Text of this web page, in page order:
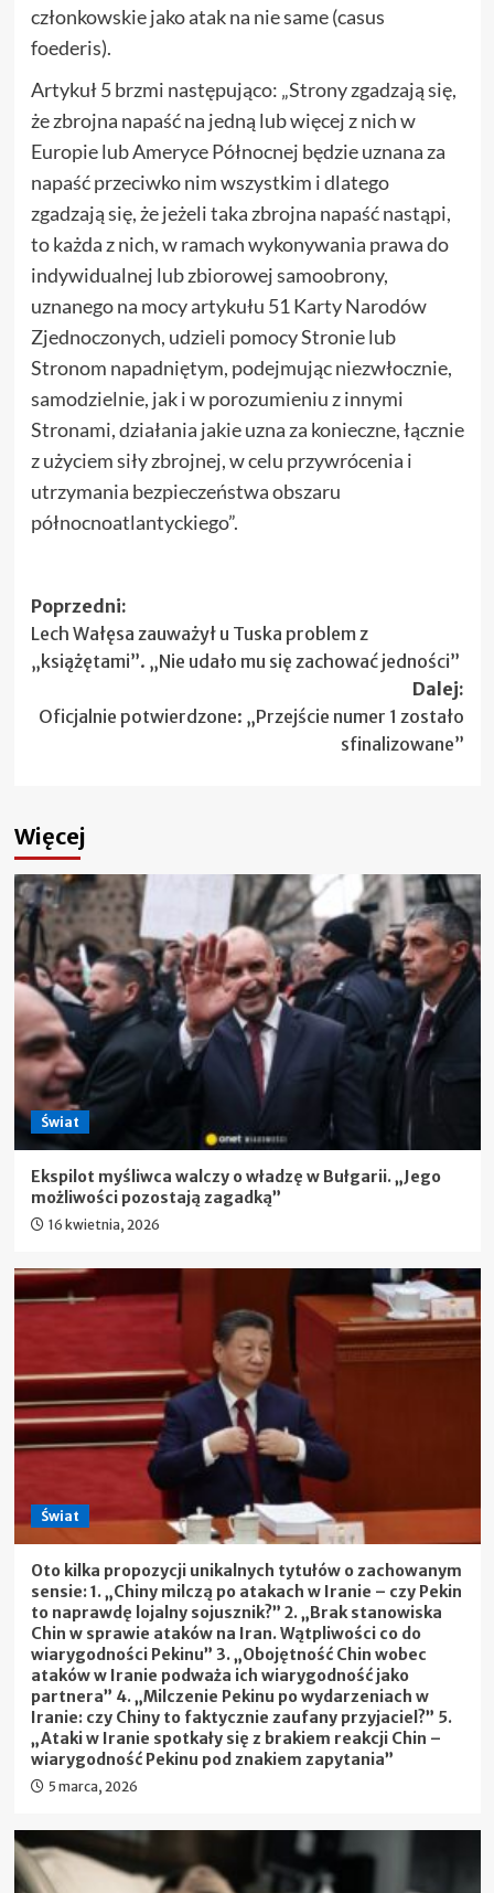
członkowskie jako atak na nie same (casus
foederis).
Artykuł 5 brzmi następująco: „Strony zgadzają się,
że zbrojna napaść na jedną lub więcej z nich w
Europie lub Ameryce Północnej będzie uznana za
napaść przeciwko nim wszystkim i dlatego
zgadzają się, że jeżeli taka zbrojna napaść nastąpi,
to każda z nich, w ramach wykonywania prawa do
indywidualnej lub zbiorowej samoobrony,
uznanego na mocy artykułu 51 Karty Narodów
Zjednoczonych, udzieli pomocy Stronie lub
Stronom napadniętym, podejmując niezwłocznie,
samodzielnie, jak i w porozumieniu z innymi
Stronami, działania jakie uzna za konieczne, łącznie
z użyciem siły zbrojnej, w celu przywrócenia i
utrzymania bezpieczeństwa obszaru
północnoatlantyckiego”.
Zobacz
wpisy
Poprzedni:
Lech Wałęsa zauważył u Tuska problem z
„książętami”. „Nie udało mu się zachować jedności”
Dalej:
Oficjalnie potwierdzone: „Przejście numer 1 zostało
sfinalizowane”
Więcej
Świat
Ekspilot myśliwca walczy o władzę w Bułgarii. „Jego
możliwości pozostają zagadką”
16 kwietnia, 2026
Świat
Oto kilka propozycji unikalnych tytułów o zachowanym
sensie: 1. „Chiny milczą po atakach w Iranie – czy Pekin
to naprawdę lojalny sojusznik?” 2. „Brak stanowiska
Chin w sprawie ataków na Iran. Wątpliwości co do
wiarygodności Pekinu” 3. „Obojętność Chin wobec
ataków w Iranie podważa ich wiarygodność jako
partnera” 4. „Milczenie Pekinu po wydarzeniach w
Iranie: czy Chiny to faktycznie zaufany przyjaciel?” 5.
„Ataki w Iranie spotkały się z brakiem reakcji Chin –
wiarygodność Pekinu pod znakiem zapytania”
5 marca, 2026